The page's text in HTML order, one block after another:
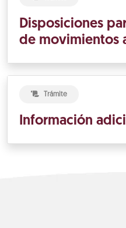
Disposiciones
de movimientos
Trámite
Información